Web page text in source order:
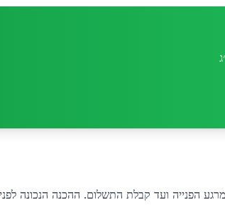
— שלושה שלבים מרגע הפנייה ועד קבלת התשלום. ההכנה הנכונה